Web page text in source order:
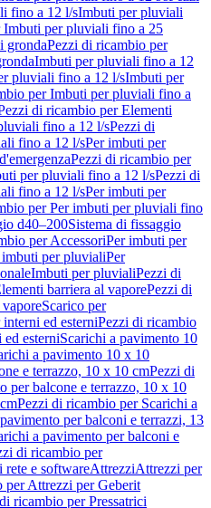
fino a 12 l/sImbuti per pluviali
Imbuti per pluviali fino a 25
grondaPezzi di ricambio per
Imbuti per pluviali fino a 12
pluviali fino a 12 l/sImbuti per
per Imbuti per pluviali fino a
di ricambio per Elementi
fino a 12 l/sPezzi di
fino a 12 l/sPer imbuti per
Pezzi di ricambio per
per pluviali fino a 12 l/sPezzi di
fino a 12 l/sPer imbuti per
per Per imbuti per pluviali fino
d40–200Sistema di fissaggio
per AccessoriPer imbuti per
per pluvialiPer
Imbuti per pluvialiPezzi di
barriera al vaporePezzi di
Scarico per
ed esterniPezzi di ricambio
esterniScarichi a pavimento 10
a pavimento 10 x 10
e terrazzo, 10 x 10 cmPezzi di
per balcone e terrazzo, 10 x 10
Pezzi di ricambio per Scarichi a
per balconi e terrazzi, 13
a pavimento per balconi e
di ricambio per
e softwareAttrezziAttrezzi per
per Attrezzi per Geberit
ricambio per Pressatrici